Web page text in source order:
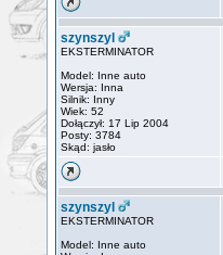
szynszyl
EKSTERMINATOR
Model: Inne auto
Wersja: Inna
Silnik: Inny
Wiek: 52
Dołączył: 17 Lip 2004
Posty: 3784
Skąd: jasło
szynszyl
EKSTERMINATOR
Model: Inne auto